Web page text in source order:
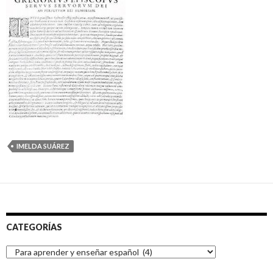
IMELDA SUÁREZ
CATEGORÍAS
Categorías